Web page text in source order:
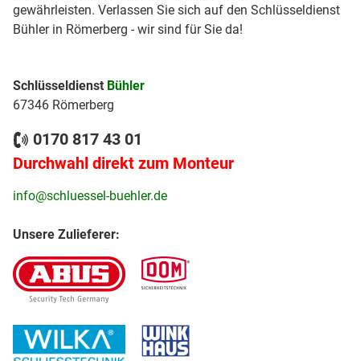
gewährleisten. Verlassen Sie sich auf den Schlüsseldienst
Bühler in Römerberg - wir sind für Sie da!
Schlüsseldienst Bühler
67346 Römerberg
0170 817 43 01
Durchwahl direkt zum Monteur
info@schluessel-buehler.de
Unsere Zulieferer: